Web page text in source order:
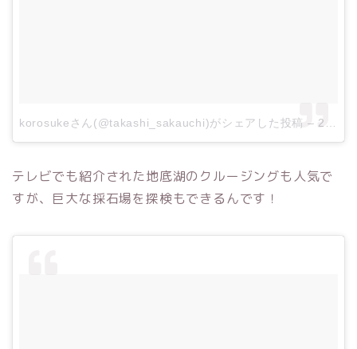
korosukeさん(@takashi_sakauchi)がシェアした投稿 – 2017年 9月月23日午前3時56分PDT
テレビでも紹介された地底湖のクルージングも人気で
すが、巨大な採石場を探検もできるんです！